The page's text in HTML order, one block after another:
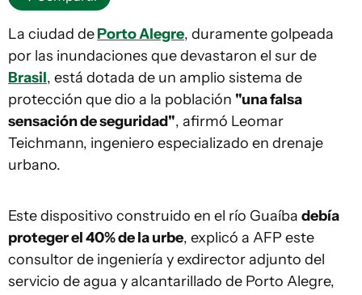
La ciudad dePorto Alegre, duramente golpeada
por las inundaciones que devastaron el sur de
Brasil, está dotada de un amplio sistema de
protección que dio a la población "una falsa
sensación de seguridad", afirmó Leomar
Teichmann, ingeniero especializado en drenaje
urbano.
Este dispositivo construido en el río Guaíba debía
proteger el 40% de la urbe, explicó a AFP este
consultor de ingeniería y exdirector adjunto del
servicio de agua y alcantarillado de Porto Alegre,